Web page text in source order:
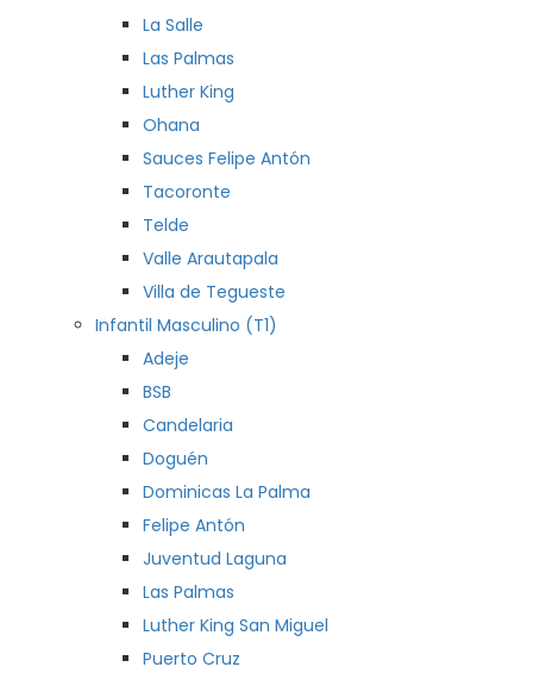
La Salle
Las Palmas
Luther King
Ohana
Sauces Felipe Antón
Tacoronte
Telde
Valle Arautapala
Villa de Tegueste
Infantil Masculino (T1)
Adeje
BSB
Candelaria
Doguén
Dominicas La Palma
Felipe Antón
Juventud Laguna
Las Palmas
Luther King San Miguel
Puerto Cruz